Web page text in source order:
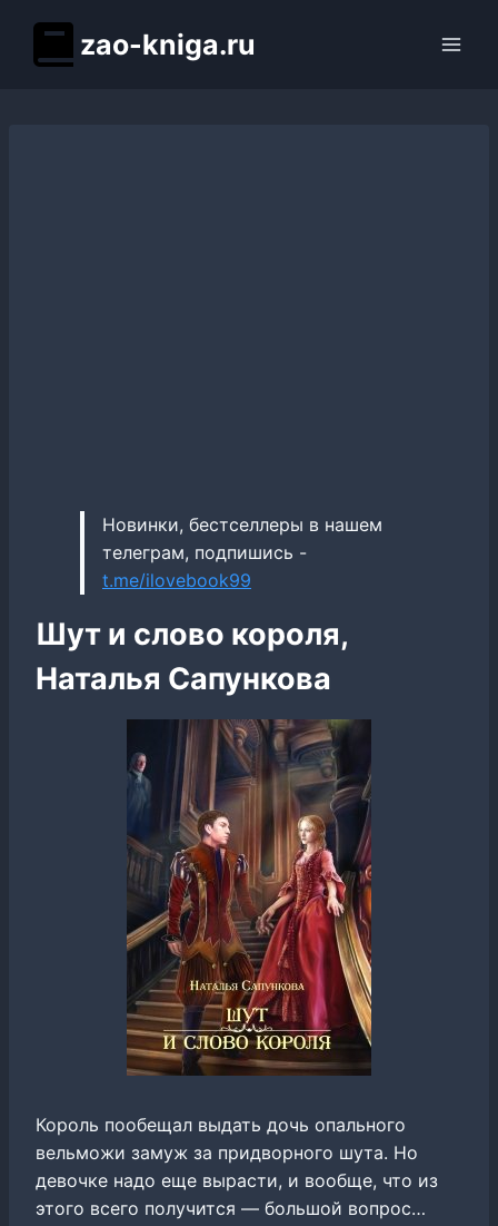
содержимому
zao-kniga.ru
Новинки, бестселлеры в нашем
телеграм, подпишись -
t.me/ilovebook99
Шут и слово короля,
Наталья Сапункова
Король пообещал выдать дочь опального
вельможи замуж за придворного шута. Но
девочке надо еще вырасти, и вообще, что из
этого всего получится — большой вопрос…